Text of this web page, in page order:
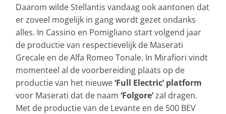
Daarom wilde Stellantis vandaag ook aantonen dat
er zoveel mogelijk in gang wordt gezet ondanks
alles. In Cassino en Pomigliano start volgend jaar
de productie van respectievelijk de Maserati
Grecale en de Alfa Romeo Tonale. In Mirafiori vindt
momenteel al de voorbereiding plaats op de
productie van het nieuwe‘Full Electric’ platform
voor Maserati dat de naam ‘Folgore’zal dragen.
Met de productie van de Levante en de 500 BEV